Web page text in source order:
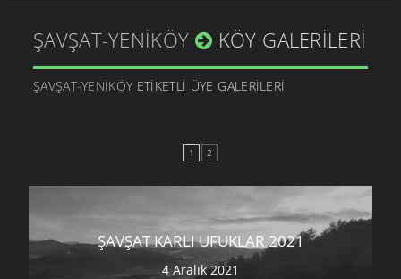
ŞAVŞAT-YENIKÖY KÖY GALERILERI
ŞAVŞAT-YENIKÖY ETIKETLI ÜYE GALERILERI
1 2
ŞAVŞAT KARLI UFUKLAR 2021
4 Aralık 2021